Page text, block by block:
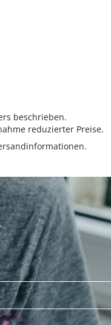
beschrieben.
reduzierter Preise.